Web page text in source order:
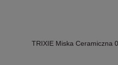
TRIXIE Miska Ceramiczna